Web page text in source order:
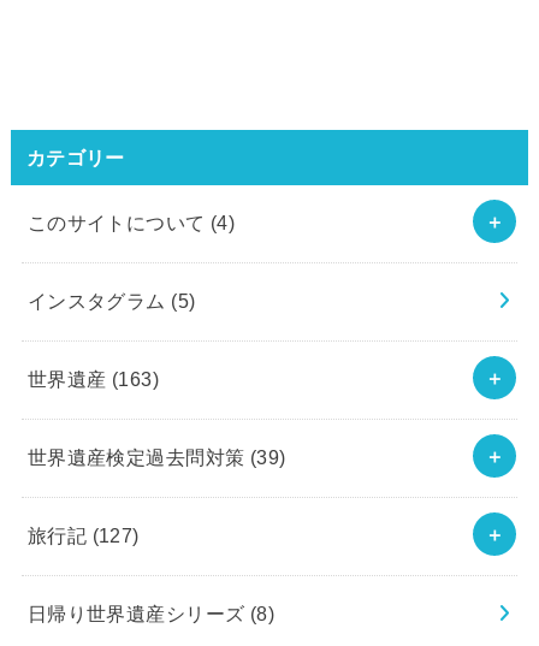
カテゴリー
このサイトについて (4)
インスタグラム (5)
世界遺産 (163)
世界遺産検定過去問対策 (39)
旅行記 (127)
日帰り世界遺産シリーズ (8)